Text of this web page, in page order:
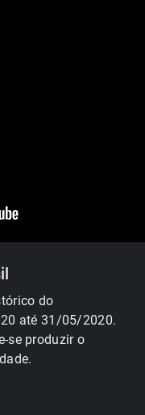
do
até 31/05/2020.
se produzir o